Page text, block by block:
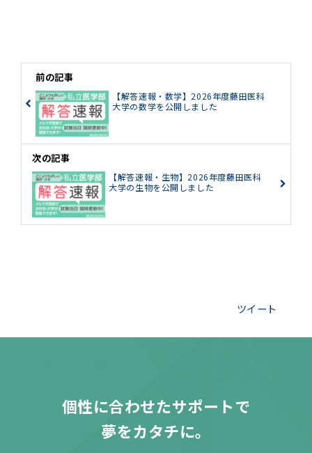
前の記事
【解答速報・数学】2026年度藤田医科
大学の数学を公開しました
次の記事
【解答速報・生物】2026年度藤田医科
大学の生物を公開しました
ツイート
個性に合わせたサポートで
夢をカタチに。